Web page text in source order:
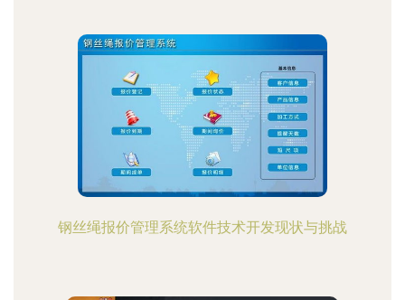
钢丝绳报价管理系统软件技术开发现状与挑战